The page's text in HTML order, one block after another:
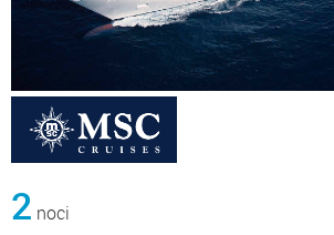
2 noci